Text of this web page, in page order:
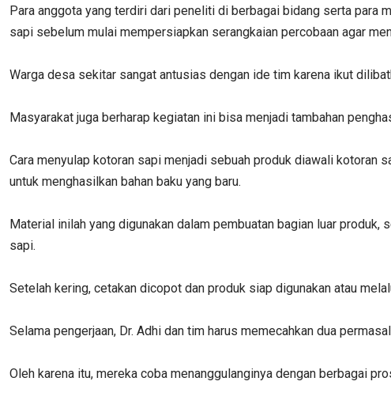
Para anggota yang terdiri dari peneliti di berbagai bidang serta para
sapi sebelum mulai mempersiapkan serangkaian percobaan agar
Warga desa sekitar sangat antusias dengan ide tim karena ikut
Masyarakat juga berharap kegiatan ini bisa menjadi tambahan
Cara menyulap kotoran sapi menjadi sebuah produk diawali kotoran
untuk menghasilkan bahan baku yang baru.
Material inilah yang digunakan dalam pembuatan bagian luar
sapi.
Setelah kering, cetakan dicopot dan produk siap digunakan atau
Selama pengerjaan, Dr. Adhi dan tim harus memecahkan dua
Oleh karena itu, mereka coba menanggulanginya dengan berbagai